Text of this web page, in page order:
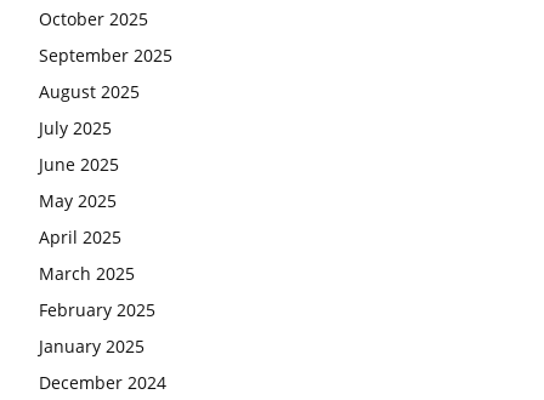
October 2025
September 2025
August 2025
July 2025
June 2025
May 2025
April 2025
March 2025
February 2025
January 2025
December 2024